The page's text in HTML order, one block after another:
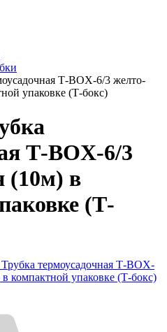
Т-BOX-6/3 желто-
упаковке (Т-бокс)
Т-BOX-6/3
(10м) в
(Т-